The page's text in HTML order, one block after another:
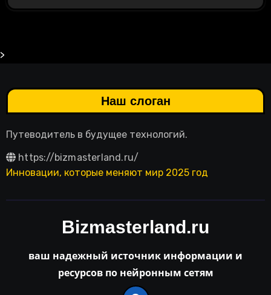
>
Наш слоган
Путеводитель в будущее технологий.
https://bizmasterland.ru/
Инновации, которые меняют мир 2025 год
Bizmasterland.ru
ваш надежный источник информации и
ресурсов по нейронным сетям